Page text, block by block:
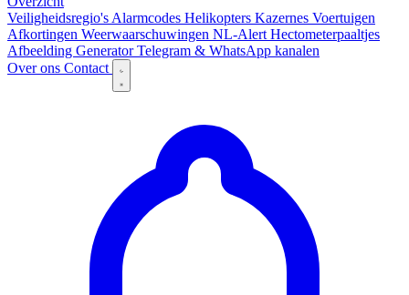
Veiligheidsregio's Alarmcodes Helikopters Kazernes Voertuigen
Afkortingen Weerwaarschuwingen NL-Alert Hectometerpaaltjes
Afbeelding GeneratorTelegram & WhatsApp kanalen
Over ons Contact